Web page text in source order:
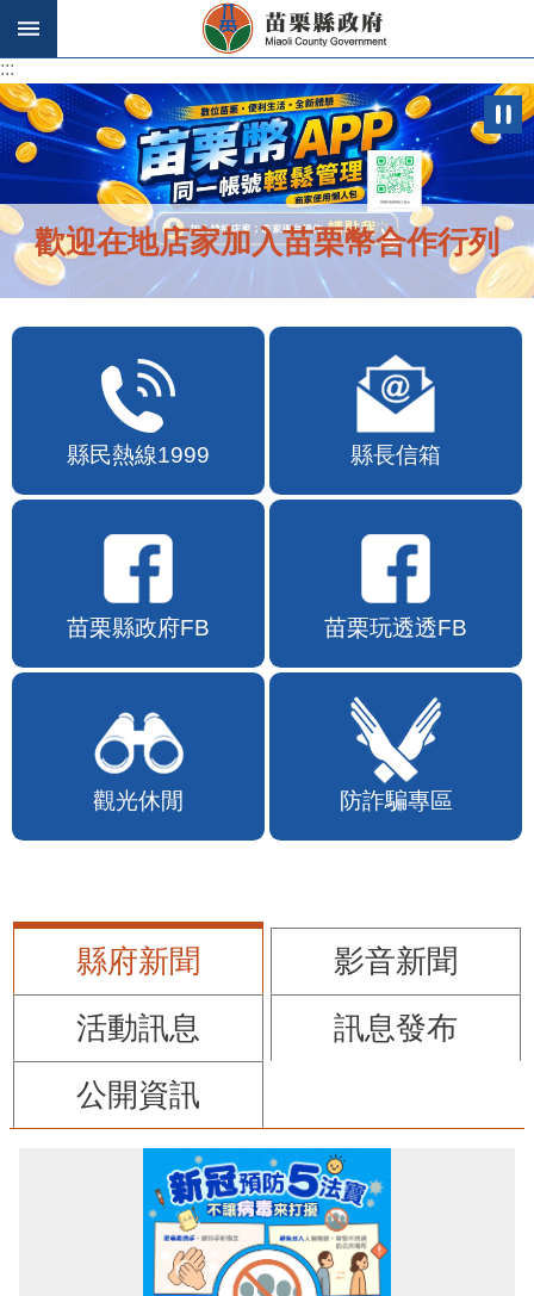
跳到主要內容區塊
:::
:::
歡迎在地店家加入苗栗幣合作行列
縣民熱線1999 縣長信箱
苗栗縣政府FB 苗栗玩透透FB
觀光休閒 防詐騙專區
縣府新聞
影音新聞
活動訊息
訊息發布
公開資訊